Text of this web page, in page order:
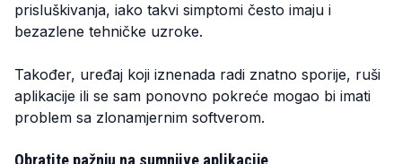
prisluškivanja, iako takvi simptomi često imaju i
bezazlene tehničke uzroke.
Također, uređaj koji iznenada radi znatno sporije, ruši
aplikacije ili se sam ponovno pokreće mogao bi imati
problem sa zlonamjernim softverom.
Obratite pažnju na sumnjive aplikacije